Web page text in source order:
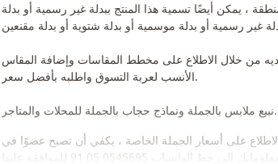
، يمكن أيضًا تسمية هذا المنتج ببدلة غير رسمية أو بدلة
من خلال الاطلاع على مخطط المقاسات وإضافة المقاس
الأنسب لعربة التسوق واطلبه بأفضل سعر.
نبيع ملابس بالجملة ونماذج حجاب بالجملة للمحلات والمتاجر.
على أسعار الجملة الخاصة ، يكفي أن تصبح عضوًا في